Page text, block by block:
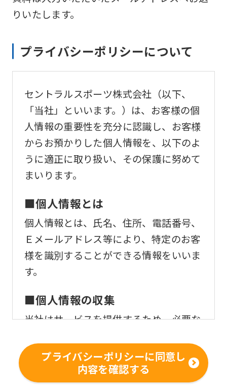
りいたします。
プライバシーポリシーについて
セントラルスポーツ株式会社（以下、
「当社」といいます。）は、お客様の個
人情報の重要性を充分に認識し、お客様
からお預かりした個人情報を、以下のよ
うに適正に取り扱い、その保護に努めて
まいります。
■個人情報とは
個人情報とは、氏名、住所、電話番号、
Ｅメールアドレス等により、特定のお客
様を識別することができる情報をいいま
す。
■個人情報の収集
当社はサービスを提供するため、必要な
客様の個人情報を収集いたします。
■個人情報の利用
プライバシーポリシーに同意し
内容を確認する